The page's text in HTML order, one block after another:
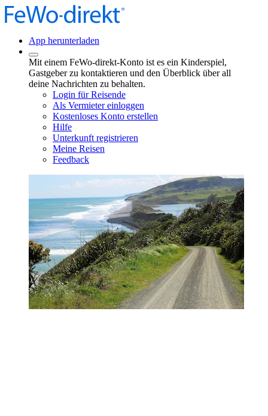
App herunterladen
Mit einem FeWo-direkt-Konto ist es ein Kinderspiel,
Gastgeber zu kontaktieren und den Überblick über all
deine Nachrichten zu behalten.
Login für Reisende
Als Vermieter einloggen
Kostenloses Konto erstellen
Hilfe
Unterkunft registrieren
Meine Reisen
Feedback